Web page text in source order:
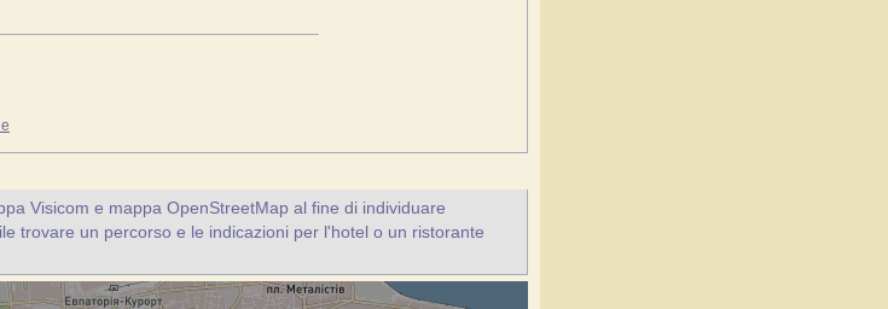
Visicom e mappa OpenStreetMap al fine di individuare
trovare un percorso e le indicazioni per l'hotel o un ristorante